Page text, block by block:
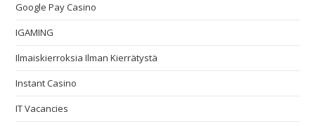
Google Pay Casino
IGAMING
Ilmaiskierroksia Ilman Kierrätystä
Instant Casino
IT Vacancies